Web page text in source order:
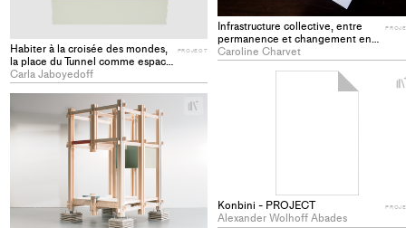
Infrastructure collective, entre
permanence et changement en
milieu agraire - Ladakh, Himalaya
- PROJECT
Caroline Charvet
Habiter à la croisée des mondes,
la place du Tunnel comme espace
de rencontre, Lausanne -
PROJECT
Carla Jaboyedoff
PROJECT
Konbini - PROJECT
Alexander Wolhoff Abades
+
+